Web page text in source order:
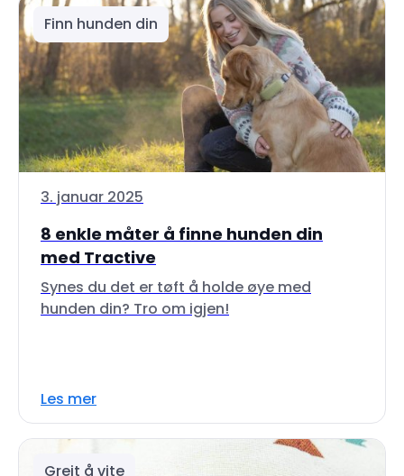
Finn hunden din
3. januar 2025
8 enkle måter å finne hunden din
med Tractive
Synes du det er tøft å holde øye med
hunden din? Tro om igjen!
Les mer
Greit å vite